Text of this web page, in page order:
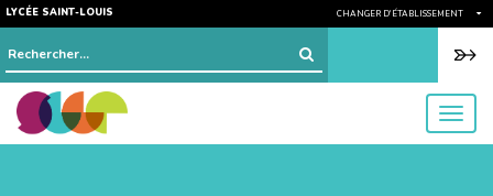
LYCÉE SAINT-LOUIS CHANGER D'ÉTABLISSEMENT
Rechercher :
menu